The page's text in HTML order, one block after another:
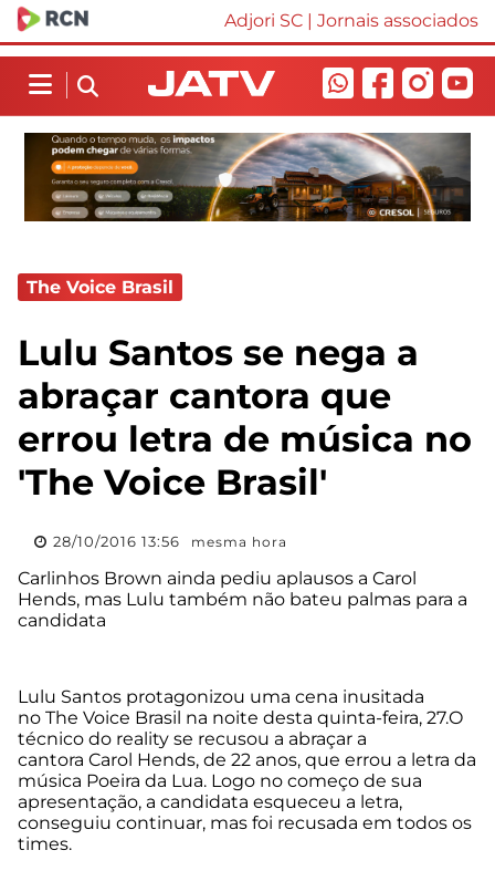
Adjori SC | Jornais associados
The Voice Brasil
Lulu Santos se nega a
abraçar cantora que
errou letra de música no
'The Voice Brasil'
28/10/2016 13:56 mesma hora
Carlinhos Brown ainda pediu aplausos a Carol
Hends, mas Lulu também não bateu palmas para a
candidata
Lulu Santos protagonizou uma cena inusitada
no The Voice Brasil na noite desta quinta-feira, 27.O
técnico do reality se recusou a abraçar a
cantora Carol Hends, de 22 anos, que errou a letra da
música Poeira da Lua. Logo no começo de sua
apresentação, a candidata esqueceu a letra,
conseguiu continuar, mas foi recusada em todos os
times.